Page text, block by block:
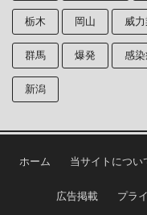
栃木 岡山 威
群馬 爆発 感染
新潟
ホーム 当サイトについ
広告掲載 プラ